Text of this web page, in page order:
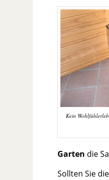
Kein
Garten die
Sollten Sie